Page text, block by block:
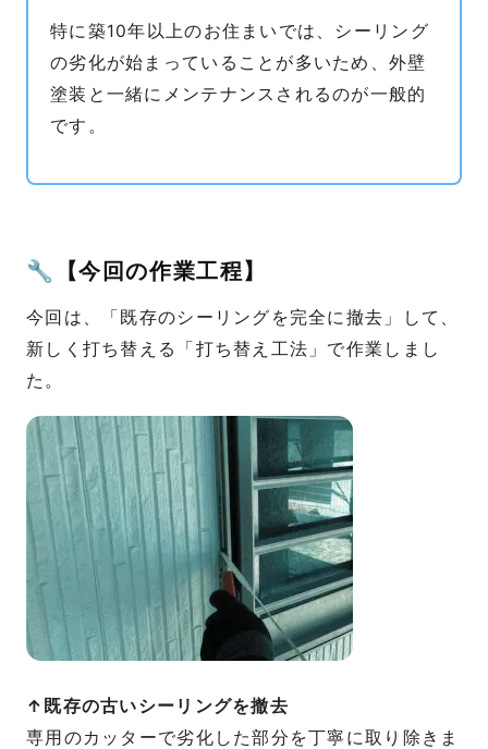
特に築10年以上のお住まいでは、シーリング
の劣化が始まっていることが多いため、外壁
塗装と一緒にメンテナンスされるのが一般的
です。
🔧【今回の作業工程】
今回は、「既存のシーリングを完全に撤去」して、
新しく打ち替える「打ち替え工法」で作業しまし
た。
↑既存の古いシーリングを撤去
専用のカッターで劣化した部分を丁寧に取り除きま